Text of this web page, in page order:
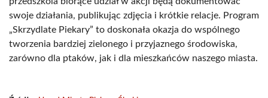
swoje działania, publikując zdjęcia i krótkie relacje. Program
„Skrzydlate Piekary” to doskonała okazja do wspólnego
tworzenia bardziej zielonego i przyjaznego środowiska,
zarówno dla ptaków, jak i dla mieszkańców naszego miasta.